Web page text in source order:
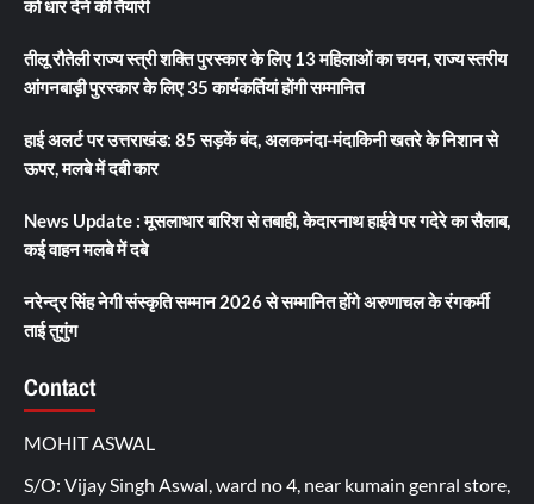
को धार देने की तैयारी
तीलू रौतेली राज्य स्त्री शक्ति पुरस्कार के लिए 13 महिलाओं का चयन, राज्य स्तरीय
आंगनबाड़ी पुरस्कार के लिए 35 कार्यकर्तियां होंगी सम्मानित
हाई अलर्ट पर उत्तराखंड: 85 सड़कें बंद, अलकनंदा-मंदाकिनी खतरे के निशान से
ऊपर, मलबे में दबी कार
News Update : मूसलाधार बारिश से तबाही, केदारनाथ हाईवे पर गदेरे का सैलाब,
कई वाहन मलबे में दबे
नरेन्द्र सिंह नेगी संस्कृति सम्मान 2026 से सम्मानित होंगे अरुणाचल के रंगकर्मी
ताई तुगुंग
Contact
MOHIT ASWAL
S/O: Vijay Singh Aswal, ward no 4, near kumain genral store,